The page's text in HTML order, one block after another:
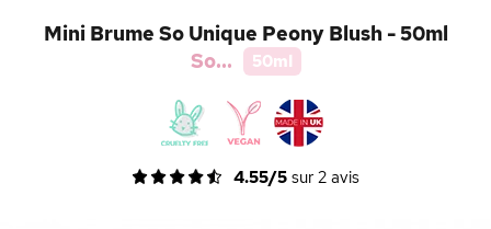
Mini Brume So Unique Peony Blush - 50ml
So...
50ml
4.55/5 sur 2 avis
Rouge à Lèvres